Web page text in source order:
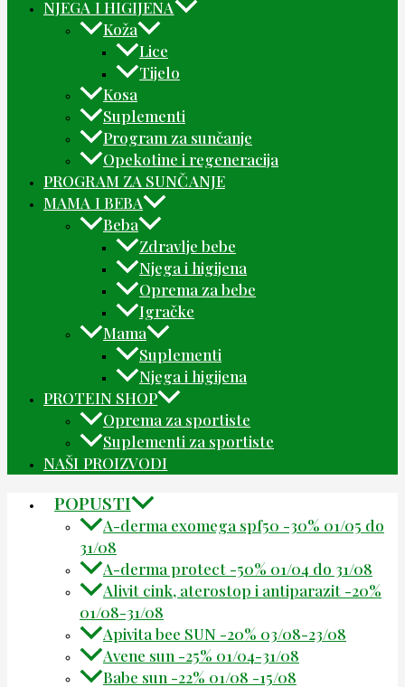
NJEGA I HIGIJENA
Koža
Lice
Tijelo
Kosa
Suplementi
Program za sunčanje
Opekotine i regeneracija
PROGRAM ZA SUNČANJE
MAMA I BEBA
Beba
Zdravlje bebe
Njega i higijena
Oprema za bebe
Igračke
Mama
Suplementi
Njega i higijena
PROTEIN SHOP
Oprema za sportiste
Suplementi za sportiste
NAŠI PROIZVODI
POPUSTI
A-derma exomega spf50 -30% 01/05 do
31/08
A-derma protect -50% 01/04 do 31/08
Alivit cink, aterostop i antiparazit -20%
01/08-31/08
Apivita bee SUN -20% 03/08-23/08
Avene sun -25% 01/04-31/08
Babe sun -22% 01/08 -15/08